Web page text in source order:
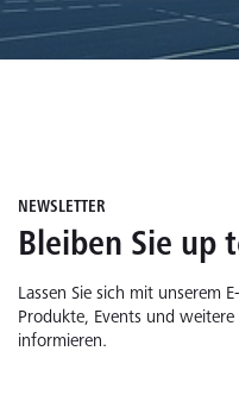
NEWSLETTER
Bleiben Sie up
Lassen Sie sich mit unserem
Produkte, Events und
informieren.